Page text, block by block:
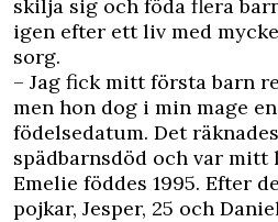
skilja sig och föda flera
igen efter ett liv med
sorg.
– Jag fick mitt första barn
men hon dog i min mage
födelsedatum. Det
spädbarnsdöd och var mitt
Emelie föddes 1995. Efter
pojkar, Jesper, 25 och